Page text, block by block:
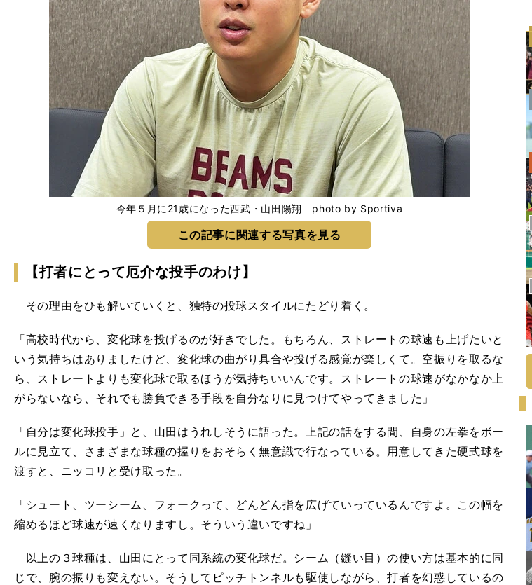
今年５月に21歳になった西武・山田陽翔 photo by Sportiva
この記事に関連する写真を見る
【打者にとって厄介な投手のわけ】
その理由をひも解いていくと、独特の投球スタイルにたどり着く。
「高校時代から、変化球を投げるのが好きでした。もちろん、ストレートの球速も上げたいと
いう気持ちはありましたけど、変化球の曲がり具合や投げる感覚が楽しくて。空振りを取るな
ら、ストレートよりも変化球で取るほうが気持ちいいんです。ストレートの球速がなかなか上
がらないなら、それでも勝負できる手段を自分なりに見つけてやってきました」
「自分は変化球投手」と、山田はうれしそうに語った。上記の話をする間、自身の左拳をボー
ルに見立て、さまざまな球種の握りをおそらく無意識で行なっている。用意してきた硬式球を
渡すと、ニッコリと受け取った。
「シュート、ツーシーム、フォークって、どんどん指を広げていっているんですよ。この幅を
縮めるほど球速が速くなりますし。そういう違いですね」
以上の３球種は、山田にとって同系統の変化球だ。シーム（縫い目）の使い方は基本的に同
じで、腕の振りも変えない。そうしてピッチトンネルも駆使しながら、打者を幻惑しているの